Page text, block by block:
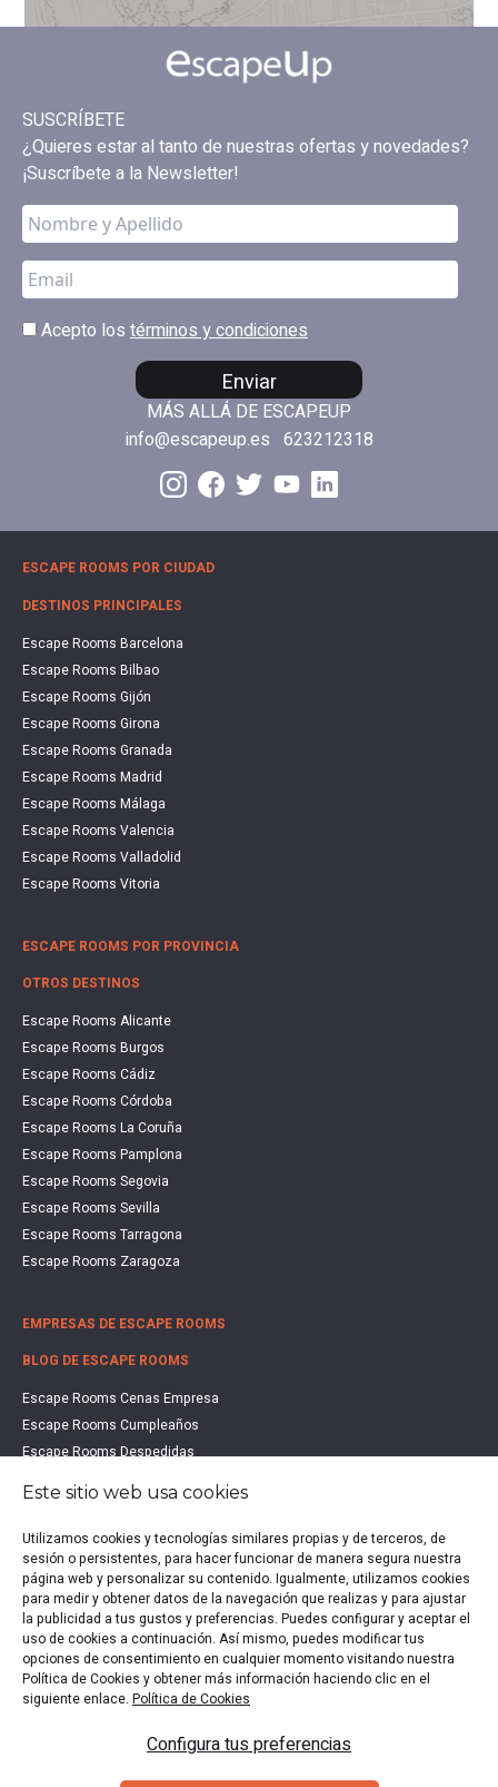
SUSCRÍBETE
¿Quieres estar al tanto de nuestras ofertas y novedades?
¡Suscríbete a la Newsletter!
Acepto los términos y condiciones
Enviar
MÁS ALLÁ DE ESCAPEUP
info@escapeup.es 623212318
ESCAPE ROOMS POR CIUDAD
DESTINOS PRINCIPALES
Escape Rooms Barcelona
Escape Rooms Bilbao
Escape Rooms Gijón
Escape Rooms Girona
Escape Rooms Granada
Escape Rooms Madrid
Escape Rooms Málaga
Escape Rooms Valencia
Escape Rooms Valladolid
Escape Rooms Vitoria
ESCAPE ROOMS POR PROVINCIA
OTROS DESTINOS
Escape Rooms Alicante
Escape Rooms Burgos
Escape Rooms Cádiz
Escape Rooms Córdoba
Escape Rooms La Coruña
Escape Rooms Pamplona
Escape Rooms Segovia
Escape Rooms Sevilla
Escape Rooms Tarragona
Escape Rooms Zaragoza
EMPRESAS DE ESCAPE ROOMS
BLOG DE ESCAPE ROOMS
Escape Rooms Cenas Empresa
Escape Rooms Cumpleaños
Escape Rooms Despedidas
Escape Rooms Familias
Escape Rooms Halloween
Escape Rooms San Valentín
Estudio de Mercado Escape Rooms 2021
Qué es un Escape Room
Qué es un Hall Escape
Escape Rooms en España
Este sitio web usa cookies
Utilizamos cookies y tecnologías similares propias y de terceros, de
sesión o persistentes, para hacer funcionar de manera segura nuestra
página web y personalizar su contenido. Igualmente, utilizamos cookies
para medir y obtener datos de la navegación que realizas y para ajustar
la publicidad a tus gustos y preferencias. Puedes configurar y aceptar el
uso de cookies a continuación. Así mismo, puedes modificar tus
opciones de consentimiento en cualquier momento visitando nuestra
Política de Cookies y obtener más información haciendo clic en el
siguiente enlace. Política de Cookies
Configura tus preferencias